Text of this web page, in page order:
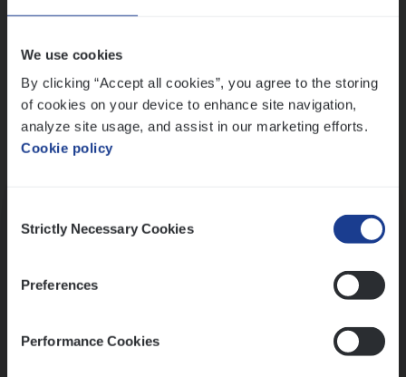
We use cookies
By clicking “Accept all cookies”, you agree to the storing
of cookies on your device to enhance site navigation,
analyze site usage, and assist in our marketing efforts.
Cookie policy
Selection
Strictly Necessary Cookies
Preferences
Performance Cookies